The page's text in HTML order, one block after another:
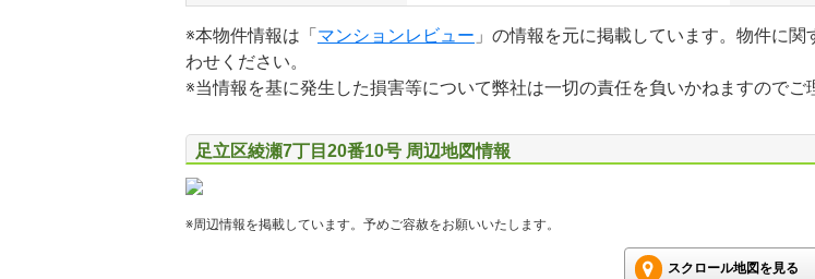
※本物件情報は「 マンションレビュー 」の情報を元に掲載しています。物件に
わせください。
※当情報を基に発生した損害等について弊社は一切の責任を負いかねますのでご
足立区綾瀬7丁目20番10号 周辺地図情報
※周辺情報を掲載しています。予めご容赦をお願いいたします。
スクロール地図を見る